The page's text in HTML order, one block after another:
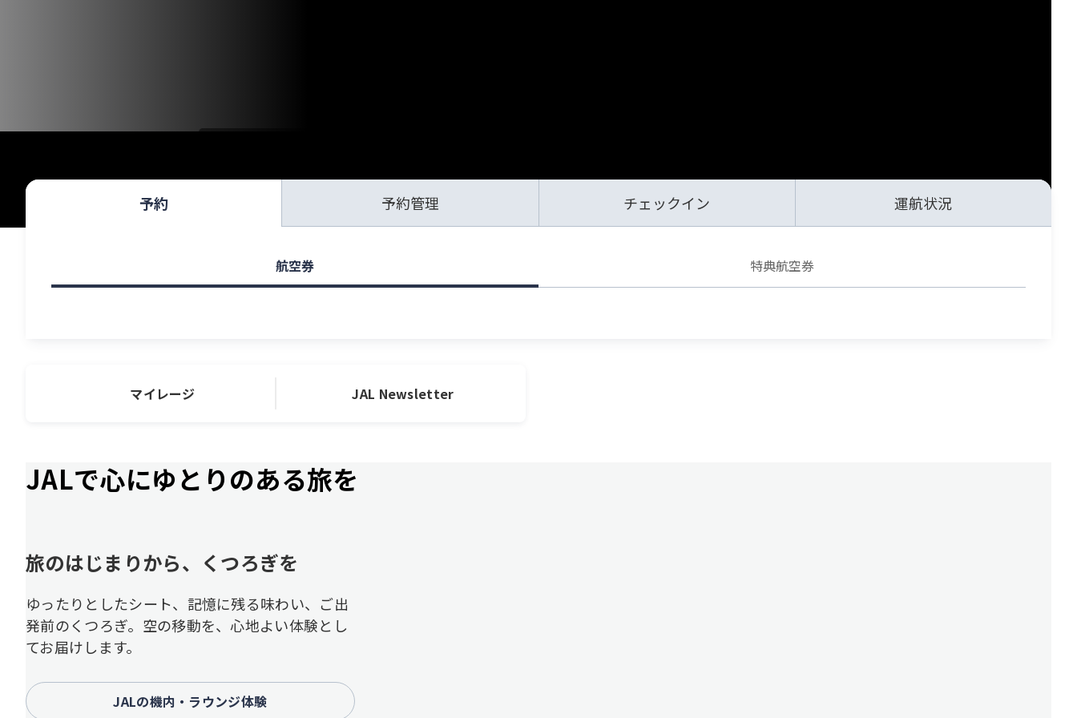
予約 予約管理 チェックイン 運航状況
航空券 特典航空券
マイレージ JAL Newsletter
JALで心にゆとりのある旅を
旅のはじまりから、くつろぎを
ゆったりとしたシート、記憶に残る味わい、ご出
発前のくつろぎ。空の移動を、心地よい体験とし
てお届けします。
JALの機内・ラウンジ体験